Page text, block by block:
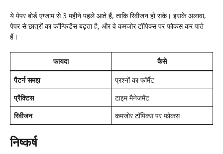
ये पेपर बोर्ड एग्जाम से 3 महीने पहले आते हैं, ताकि रिवीजन हो सके। इसके अलावा,
पेपर से छात्रों का कॉन्फिडेंस बढ़ता है, और वे कमजोर टॉपिक्स पर फोकस कर पाते
हैं।
फायदा
कैसे
पैटर्न समझ
प्रश्नों का फॉर्मेट
प्रैक्टिस
टाइम मैनेजमेंट
रिवीजन
कमजोर टॉपिक्स पर फोकस
निष्कर्ष